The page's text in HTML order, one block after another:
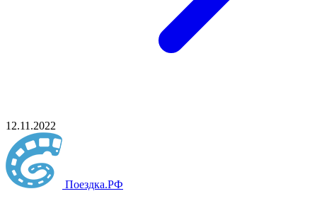
12.11.2022
Поездка.РФ